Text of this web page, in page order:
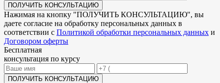
ПОЛУЧИТЬ КОНСУЛЬТАЦИЮ
Нажимая на кнопку "ПОЛУЧИТЬ КОНСУЛЬТАЦИЮ", вы
даете согласие на обработку персональных данных в
соответствии с Политикой обработки персональных данных и
Договором оферты
Бесплатная
консультация по курсу
ПОЛУЧИТЬ КОНСУЛЬТАЦИЮ